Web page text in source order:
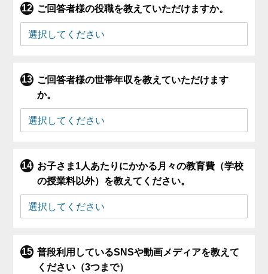
ご回答者様の役職を教えていただけますか。
ご回答者様の世帯年収を教えていただけます
か。
お子さま1人あたりにかかる月々の教育費（学校
の授業料以外）を教えてください。
普段利用しているSNSや動画メディアを教えて
ください（3つまで）